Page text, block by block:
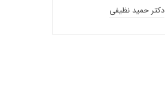
دکتر حمید نظیفی